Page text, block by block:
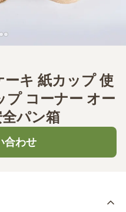
キ 紙カップ 使
プ コーナー オー
パン箱
合わせ